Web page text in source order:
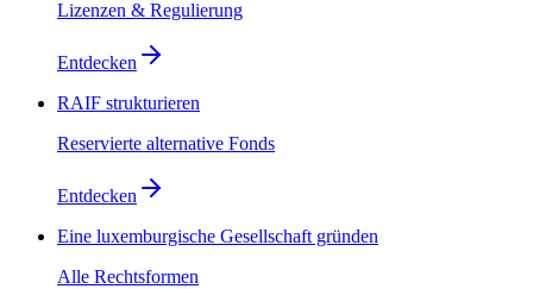
Lizenzen & Regulierung
Entdecken
RAIF strukturieren
Reservierte alternative Fonds
Entdecken
Eine luxemburgische Gesellschaft gründen
Alle Rechtsformen